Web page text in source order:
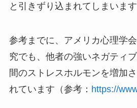
と引きずり込まれてしまいます
参考までに、アメリカ心理学
究でも、他者の強いネガティ
間のストレスホルモンを増加
れています（参考： https://